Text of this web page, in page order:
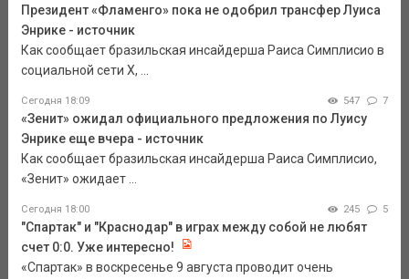
Президент «Фламенго» пока не одобрил трансфер Луиса
Энрике - источник
Как сообщает бразильская инсайдерша Раиса Симплисио в
социальной сети Х, ...
Сегодня 18:09 547 7
«Зенит» ожидал официального предложения по Луису
Энрике еще вчера - источник
Как сообщает бразильская инсайдерша Раиса Симплисио,
«Зенит» ожидает ...
Сегодня 18:00 245 5
"Спартак" и "Краснодар" в играх между собой не любят
счет 0:0. Уже интересно!
«Спартак» в воскресенье 9 августа проводит очень